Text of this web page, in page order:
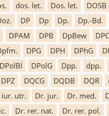
dos. let. Dos. let. DOSB
DP Dp Dp. Dp.-Bd.
DPAM DPB DpBew DPC
DPG DPH DPhG
DPolBl DPolG Dpp. dpp.
DPZ DQCG DQDB DQR
iur. utr. Dr. jur. Dr. med.
Dr. rer. nat. Dr. rer. pol.